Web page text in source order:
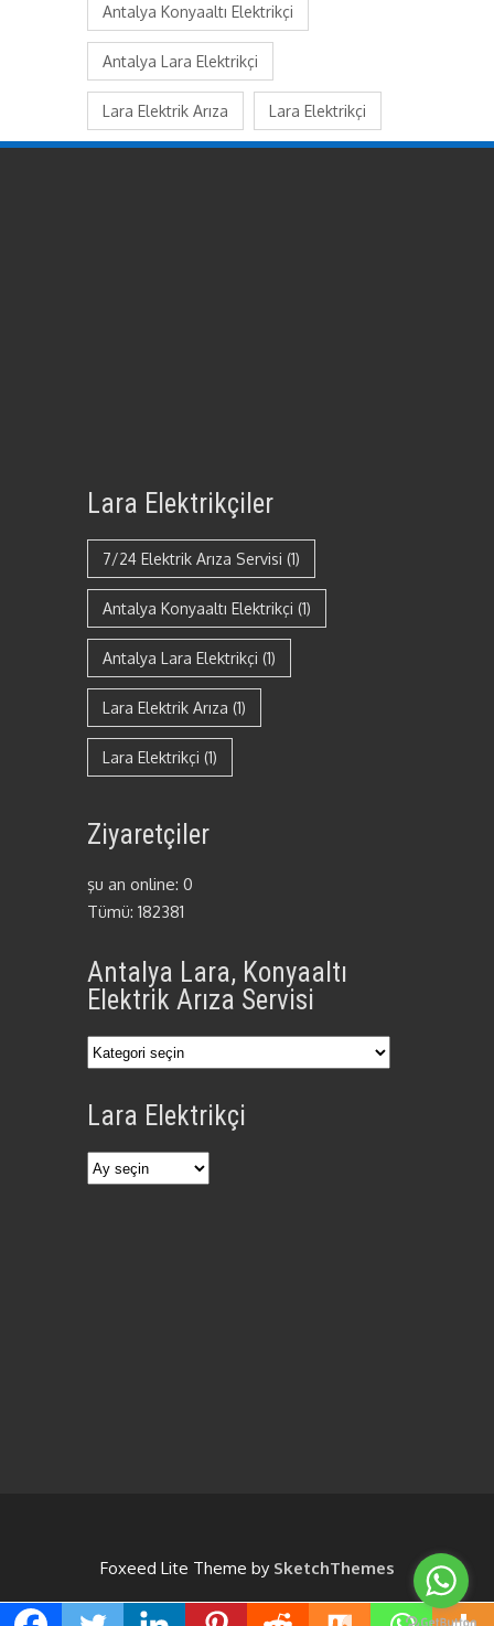
Antalya Konyaaltı Elektrikçi
Antalya Lara Elektrikçi
Lara Elektrik Arıza Lara Elektrikçi
Lara Elektrikçiler
7/24 Elektrik Arıza Servisi (1)
Antalya Konyaaltı Elektrikçi (1)
Antalya Lara Elektrikçi (1)
Lara Elektrik Arıza (1)
Lara Elektrikçi (1)
Ziyaretçiler
şu an online: 0
Tümü: 182381
Antalya Lara, Konyaaltı
Elektrik Arıza Servisi
Antalya
Konyaaltı
Arıza
Lara Elektrikçi
Lara
Foxeed Lite Theme by SketchThemes